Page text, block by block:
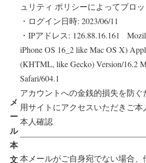
メ
ー
ル
本
文
ュリティ ポリシーによってブロッ
・ログイン日時: 2023/06/11
・IPアドレス: 126.88.16.161
iPhone OS 16_2 like Mac OS X)
(KHTML, like Gecko) Version/16.2
Safari/604.1
アカウントへの金銭的損失を防
用サイトにアクセスいただきご
️本人確認
本メールがご自身宛でない場合、